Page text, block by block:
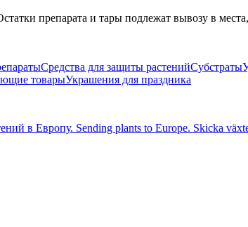
препарата и тары подлежат вывозу в
Средства для защиты растенийСубстраты
товарыУкрашения для праздника
в Европу. Sending plants to Europe. Skicka